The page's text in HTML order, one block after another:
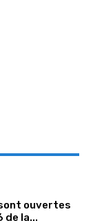
ouvertes
de la...